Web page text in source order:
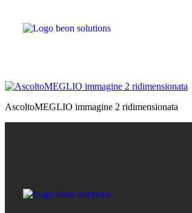
AscoltoMEGLIO immagine 2 ridimensionata